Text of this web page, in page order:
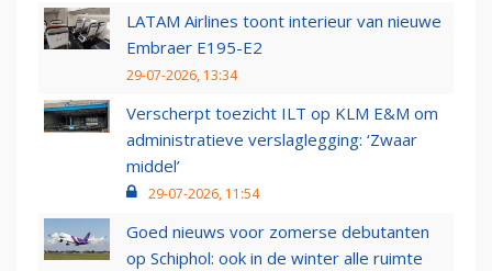
LATAM Airlines toont interieur van nieuwe
Embraer E195-E2
29-07-2026, 13:34
Verscherpt toezicht ILT op KLM E&M om
administratieve verslaglegging: ‘Zwaar
middel’
29-07-2026, 11:54
Goed nieuws voor zomerse debutanten
op Schiphol: ook in de winter alle ruimte